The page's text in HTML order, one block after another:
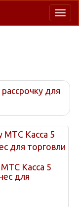
для
МТС Касса 5
для